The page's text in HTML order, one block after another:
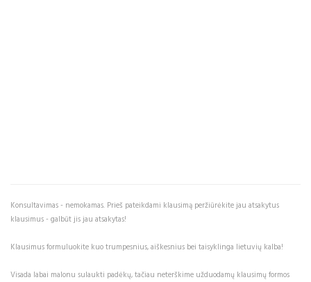
Konsultavimas - nemokamas. Prieš pateikdami klausimą peržiūrėkite jau atsakytus
klausimus - galbūt jis jau atsakytas!
Klausimus formuluokite kuo trumpesnius, aiškesnius bei taisyklinga lietuvių kalba!
Visada labai malonu sulaukti padėkų, tačiau neterškime užduodamų klausimų formos